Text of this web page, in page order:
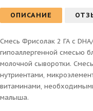
ОПИСАНИЕ
Смесь Фрисолак 2 ГА c
гипоаллергенной смесью
молочной сыворотки.
нутриентами,
витаминами,
малыша.